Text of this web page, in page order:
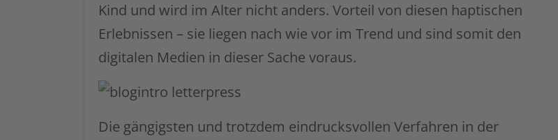
Kind und wird im Alter nicht anders. Vorteil von diesen haptischen
Erlebnissen – sie liegen nach wie vor im Trend und sind somit den
digitalen Medien in dieser Sache voraus.
Die gängigsten und trotzdem eindrucksvollen Verfahren in der